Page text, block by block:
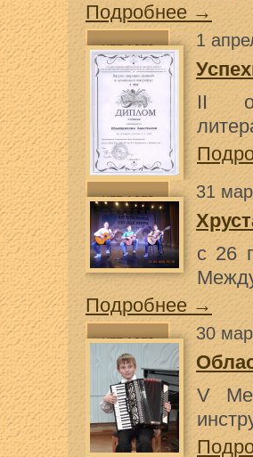
Подробнее →
1
II
31
с 26
Подробнее →
30
V